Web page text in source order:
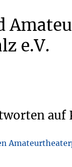
e.V.
auf